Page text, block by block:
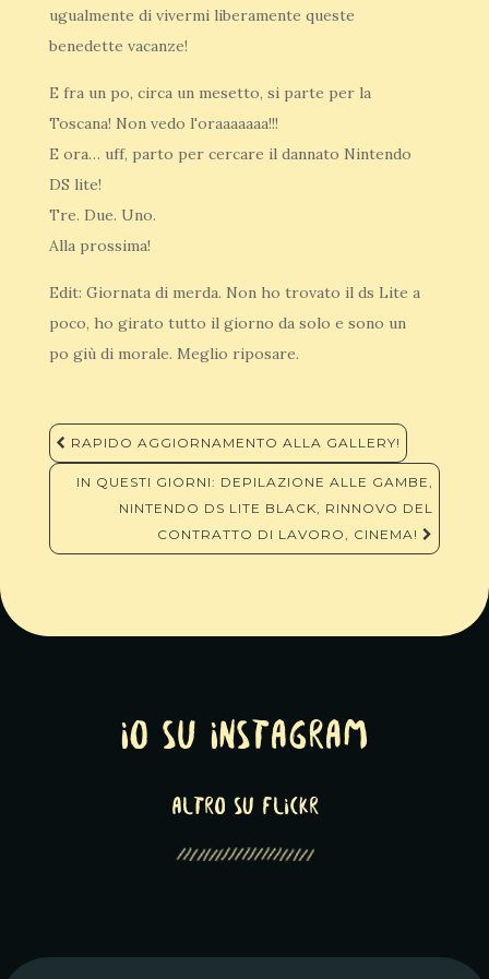
ugualmente di vivermi liberamente queste
benedette vacanze!
E fra un po, circa un mesetto, si parte per la
Toscana! Non vedo l'oraaaaaaa!!!
E ora… uff, parto per cercare il dannato Nintendo
DS lite!
Tre. Due. Uno.
Alla prossima!
Edit: Giornata di merda. Non ho trovato il ds Lite a
poco, ho girato tutto il giorno da solo e sono un
po giù di morale. Meglio riposare.
Navigazione
articoli
RAPIDO AGGIORNAMENTO ALLA GALLERY!
IN QUESTI GIORNI: DEPILAZIONE ALLE GAMBE,
NINTENDO DS LITE BLACK, RINNOVO DEL
CONTRATTO DI LAVORO, CINEMA!
Io su Instagram
altro su Flickr